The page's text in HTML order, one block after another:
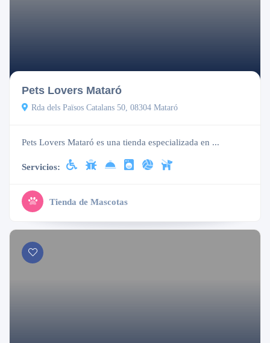
Pets Lovers Mataró
Rda dels Països Catalans 50, 08304 Mataró
Pets Lovers Mataró es una tienda especializada en ...
Servicios:
Tienda de Mascotas